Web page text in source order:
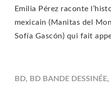
Emilia Pérez raconte
mexicain (Manitas del
Sofía Gascón) qui fait
BD, BD BANDE DESSINÉE,